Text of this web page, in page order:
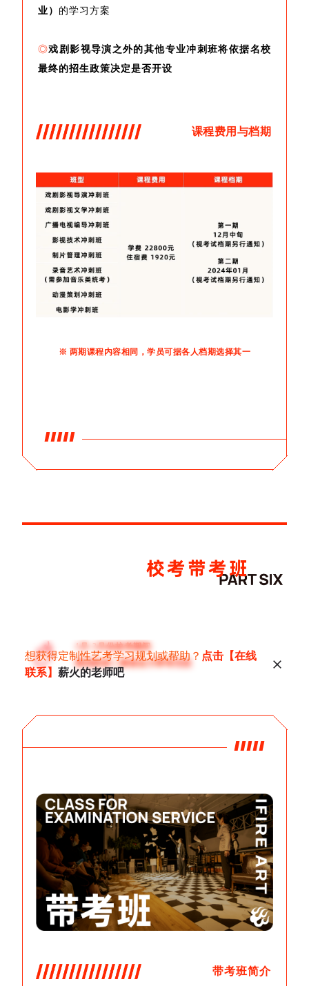
业） 的学习方案
◎戏剧影视导演之外的其他专业冲刺班将依据名校
最终的招生政策决定是否开设
课程费用与档期
※ 两期课程内容相同，学员可据各人档期选择其一
1月-3月份校考期间
第四阶段丨家校合力带考无忧
带考班简介
想获得定制性艺考学习规划或帮助？ 点击【在线
联系】 薪火的老师吧